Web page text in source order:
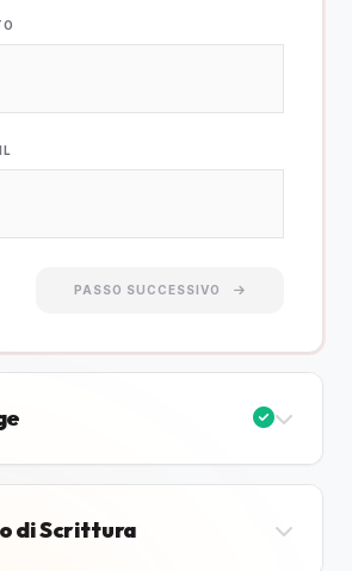
PASSO SUCCESSIVO
di Scrittura